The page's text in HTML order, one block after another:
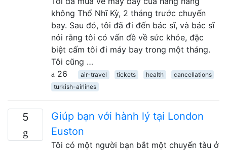
không Thổ Nhĩ Kỳ, 2 tháng trước chuyến
bay. Sau đó, tôi đã đi đến bác sĩ, và bác sĩ
nói rằng tôi có vấn đề về sức khỏe, đặc
biệt cấm tôi đi máy bay trong một tháng.
Tôi cũng …
26
air-travel tickets health
cancellations
turkish-airlines
5
Giúp bạn với hành lý tại London
Euston
Tôi có một người bạn bắt một chuyến tàu ở